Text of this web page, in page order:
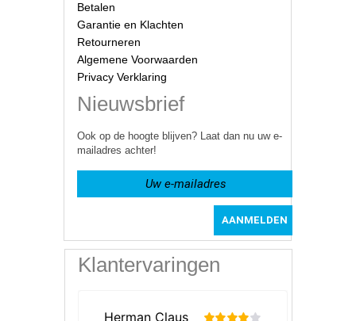
Betalen
Garantie en Klachten
Retourneren
Algemene Voorwaarden
Privacy Verklaring
Nieuwsbrief
Ook op de hoogte blijven? Laat dan nu uw e-
mailadres achter!
Klantervaringen